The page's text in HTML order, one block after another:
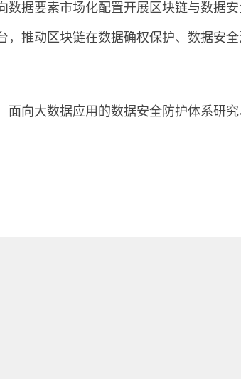
数据要素市场化配置开展区块链与数据
，推动区块链在数据确权保护、数据安
面向大数据应用的数据安全防护体系研